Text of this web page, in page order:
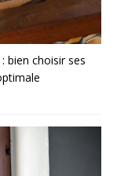
bien choisir ses